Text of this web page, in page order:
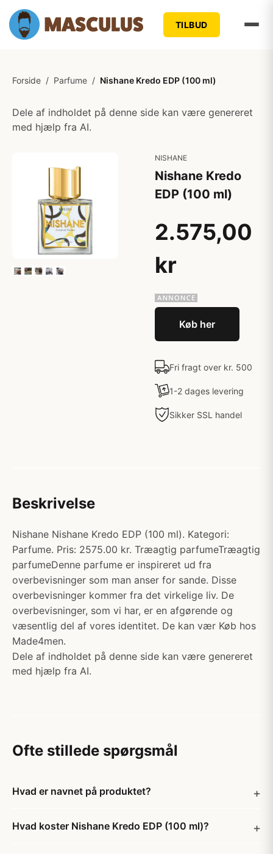
TILBUD
Forside / Parfume / Nishane Kredo EDP (100 ml)
Dele af indholdet på denne side kan være genereret
med hjælp fra AI.
NISHANE
Nishane Kredo
EDP (100 ml)
2.575,00
kr
Køb her
Fri fragt over kr. 500
1-2 dages levering
Sikker SSL handel
Beskrivelse
Nishane Nishane Kredo EDP (100 ml). Kategori:
Parfume. Pris: 2575.00 kr. Træagtig parfumeTræagtig
parfumeDenne parfume er inspireret ud fra
overbevisninger som man anser for sande. Disse
overbevisninger kommer fra det virkelige liv. De
overbevisninger, som vi har, er en afgørende og
væsentlig del af vores identitet. De kan vær Køb hos
Made4men.
Dele af indholdet på denne side kan være genereret
med hjælp fra AI.
Ofte stillede spørgsmål
Hvad er navnet på produktet?
Hvad koster Nishane Kredo EDP (100 ml)?